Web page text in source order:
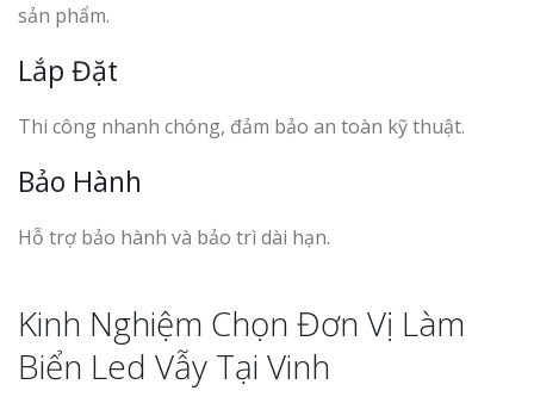
sản phẩm.
Lắp Đặt
Thi công nhanh chóng, đảm bảo an toàn kỹ thuật.
Bảo Hành
Hỗ trợ bảo hành và bảo trì dài hạn.
Kinh Nghiệm Chọn Đơn Vị Làm
Biển Led Vẫy Tại Vinh